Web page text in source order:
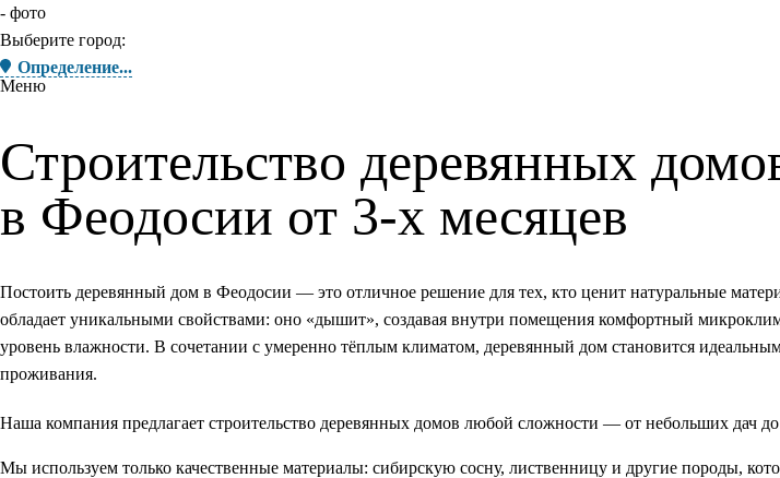
Выберите город:
Определение...
Меню
Строительство деревянных
в Феодосии от 3-х месяцев
Постоить деревянный дом в Феодосии — это отличное решение для тех, кто ценит натуральные
обладает уникальными свойствами: оно «дышит», создавая внутри помещения комфортный
уровень влажности. В сочетании с умеренно тёплым климатом, деревянный дом становится
проживания.
Наша компания предлагает строительство деревянных домов любой сложности — от небольших дач
Мы используем только качественные материалы: сибирскую сосну, лиственницу и другие породы,